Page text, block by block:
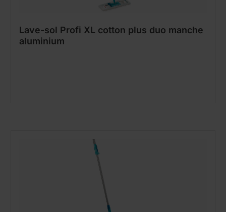
Lave-sol Profi XL cotton plus duo manche
aluminium